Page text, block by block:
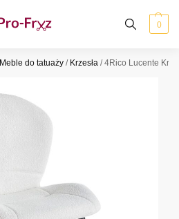
0
Meble do tatuaży / Krzesła /4Rico Lucente